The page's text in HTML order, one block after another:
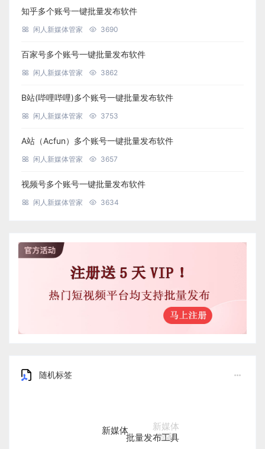
知乎多个账号一键批量发布软件
闲人新媒体管家 3690
百家号多个账号一键批量发布软件
闲人新媒体管家 3862
B站(哔哩哔哩)多个账号一键批量发布软件
闲人新媒体管家 3753
A站（Acfun）多个账号一键批量发布软件
闲人新媒体管家 3657
视频号多个账号一键批量发布软件
闲人新媒体管家 3634
随机标签
批量发布工具